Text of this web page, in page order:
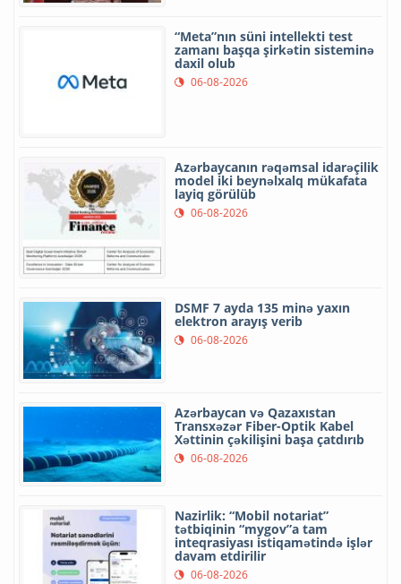
“Meta”nın süni intellekti test
zamanı başqa şirkətin sisteminə
daxil olub
06-08-2026
Azərbaycanın rəqəmsal idarəçilik
model iki beynəlxalq mükafata
layiq görülüb
06-08-2026
DSMF 7 ayda 135 minə yaxın
elektron arayış verib
06-08-2026
Azərbaycan və Qazaxıstan
Transxəzər Fiber-Optik Kabel
Xəttinin çəkilişini başa çatdırıb
06-08-2026
Nazirlik: “Mobil notariat”
tətbiqinin “mygov”a tam
inteqrasiyası istiqamətində işlər
davam etdirilir
06-08-2026